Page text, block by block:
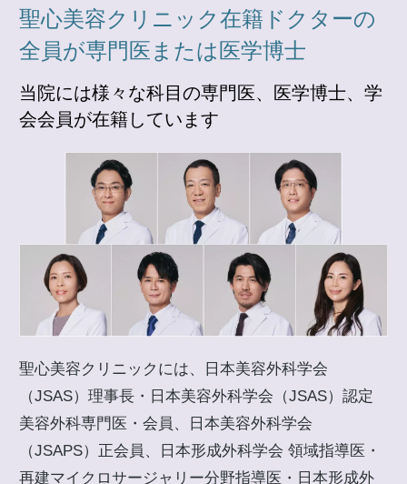
聖心美容クリニック在籍ドクターの
全員が専門医または医学博士
当院には様々な科目の専門医、医学博士、学
会会員が在籍しています
聖心美容クリニックには、日本美容外科学会
（JSAS）理事長・日本美容外科学会（JSAS）認定
美容外科専門医・会員、日本美容外科学会
（JSAPS）正会員、日本形成外科学会 領域指導医・
再建マイクロサージャリー分野指導医・日本形成外